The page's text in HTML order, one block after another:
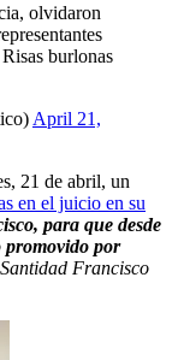
olvidaron
burlonas
April 21,
21 de abril, un
en el juicio en su
para que desde
promovido por
Francisco